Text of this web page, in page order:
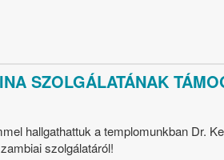
SZOLGÁLATÁNAK
hallgathattuk a templomunkban Dr.
szolgálatáról!